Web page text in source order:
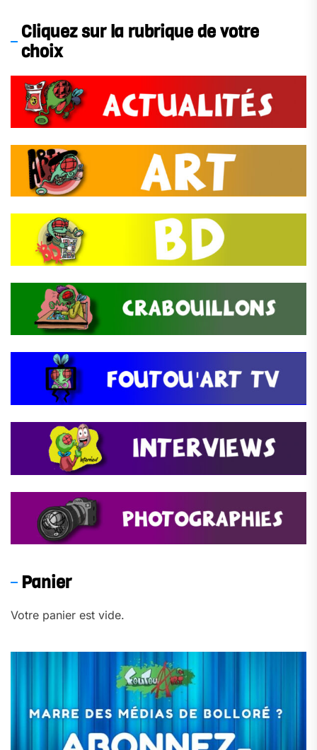
Cliquez sur la rubrique de votre
choix
Panier
Votre panier est vide.